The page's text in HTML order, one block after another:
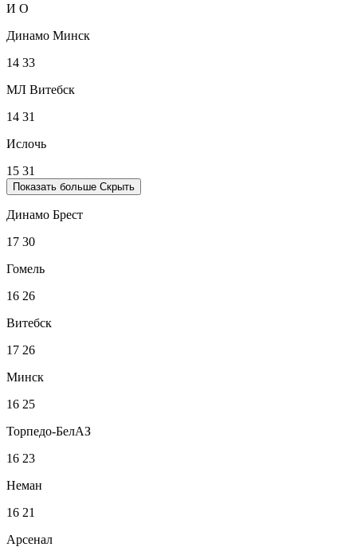
И О
Динамо Минск
14 33
МЛ Витебск
14 31
Ислочь
15 31
Показать больше Скрыть
Динамо Брест
17 30
Гомель
16 26
Витебск
17 26
Минск
16 25
Торпедо-БелАЗ
16 23
Неман
16 21
Арсенал